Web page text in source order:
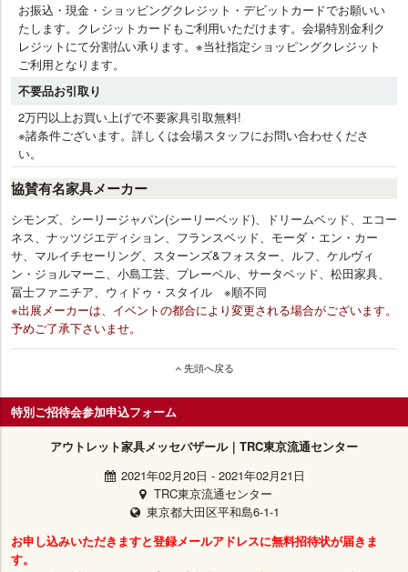
お振込・現金・ショッピングクレジット・デビットカードでお願いい
たします。クレジットカードもご利用いただけます。会場特別金利ク
レジットにて分割払い承ります。※当社指定ショッピングクレジット
ご利用となります。
不要品お引取り
2万円以上お買い上げで不要家具引取無料!
※諸条件ございます。詳しくは会場スタッフにお問い合わせくださ
い。
協賛有名家具メーカー
シモンズ、シーリージャパン(シーリーベッド)、ドリームベッド、エコー
ネス、ナッツジエディション、フランスベッド、モーダ・エン・カー
サ、マルイチセーリング、スターンズ&フォスター、ルフ、ケルヴィ
ン・ジョルマーニ、小島工芸、プレーベル、サータベッド、松田家具、
冨士ファニチア、ウィドゥ・スタイル ※順不同
※出展メーカーは、イベントの都合により変更される場合がございます。
予めご了承下さいませ。
先頭へ戻る
特別ご招待会参加申込フォーム
アウトレット家具メッセバザール｜TRC東京流通センター
2021年02月20日 -2021年02月21日
TRC東京流通センター
東京都大田区平和島6-1-1
お申し込みいただきますと登録メールアドレスに無料招待状が届きま
す。